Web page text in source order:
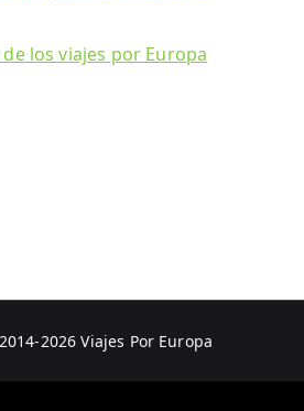
los viajes por Europa
2026Viajes Por Europa